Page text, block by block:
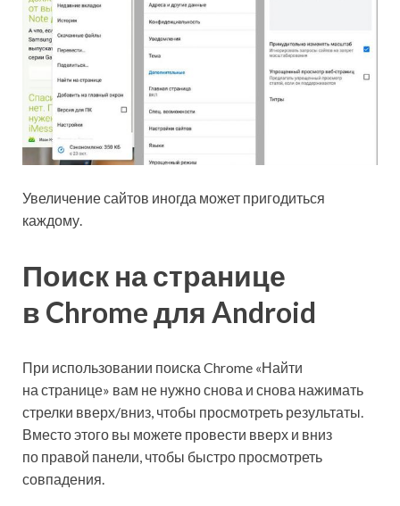
Увеличение сайтов иногда может пригодиться
каждому.
Поиск на странице
в Chrome для Android
При использовании поиска Chrome «Найти
на странице» вам не нужно снова и снова нажимать
стрелки вверх/вниз, чтобы просмотреть результаты.
Вместо этого вы можете провести вверх и вниз
по правой панели, чтобы быстро просмотреть
совпадения.